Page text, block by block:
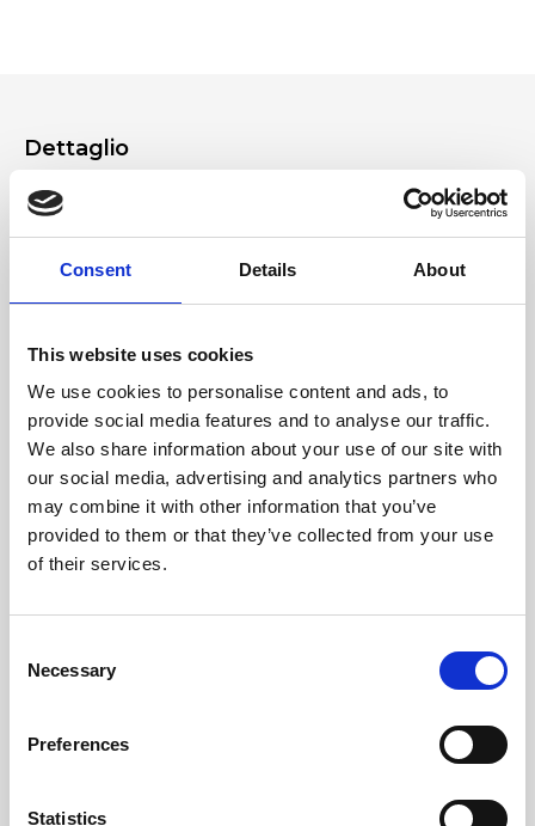
Consent Details About
This website uses cookies
We use cookies to personalise content and ads, to
provide social media features and to analyse our traffic.
We also share information about your use of our site with
our social media, advertising and analytics partners who
may combine it with other information that you’ve
provided to them or that they’ve collected from your use
of their services.
Selection
Necessary
Preferences
Statistics
Dettaglio
Tracolle in pelle removibili e regolabili
Morbidi manici imbottiti
Dimensione
29x22X12 cm (l x a x p)